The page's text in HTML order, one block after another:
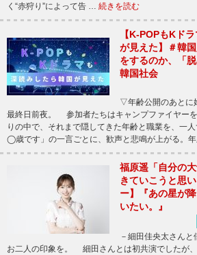
く“赤狩り”によって告 … 続きを読む
【K-POPもKド
が見えた】＃韓
をするのか、「
韓国社会
▽年齢公開のあとに
最終日前夜。 参加者たちはキャンプファイヤー
りの中で、それまで隠してきた年齢と職業を、一
◯歳です」の一言ごとに、歓声と悲鳴が上がる。
福原遥「自分の
きていこうと思
ー】『あの星が
いたい。』
－細田佳央太さん
お二人の印象を。 細田さんとは初共演でしたが